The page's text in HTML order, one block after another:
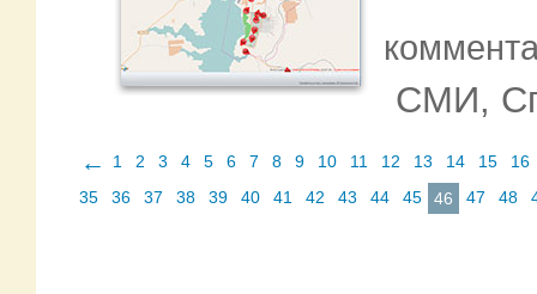
СМИ,
← 1 2 3 4 5 6 7 8 9 10 11 12 13 14 15
16
35
36 37 38 39 40 41 42 43 44 45 46 47 48